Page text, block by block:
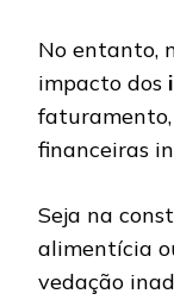
No entanto,
impacto dos
financeiras
Seja na
alimentícia
vedação